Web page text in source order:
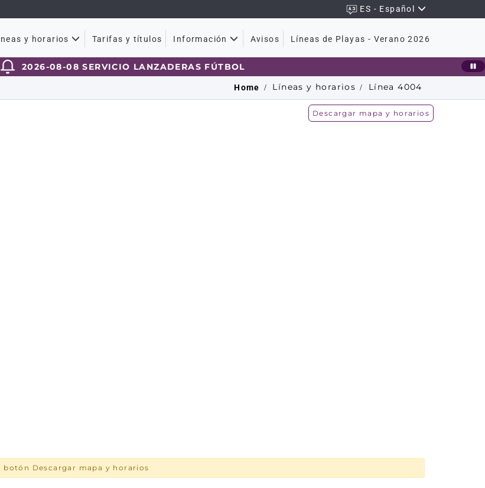
ES - Español
y horarios Tarifas y títulos Información Avisos Líneas de Playas - Verano 2026
2026-08-08 SERVICIO LANZADERAS FÚTBOL
Home Líneas y horarios Línea 4004
Descargar mapa y horarios
Descargar mapa y horarios